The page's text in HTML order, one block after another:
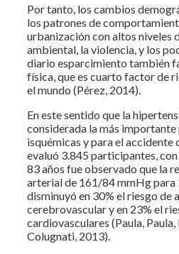
Por tanto, los cambios
los patrones de
urbanización con altos niveles
ambiental, la violencia, y los
diario esparcimiento también
física, que es cuarto factor de
el mundo (Pérez, 2014).
En este sentido que la
considerada la más importante
isquémicas y para el accidente
evaluó 3.845 participantes,
83 años fue observado que la
arterial de 161/84 mmHg
disminuyó en 30% el riesgo de
cerebrovascular y en 23% el
cardiovasculares (Paula,
Colugnati, 2013).